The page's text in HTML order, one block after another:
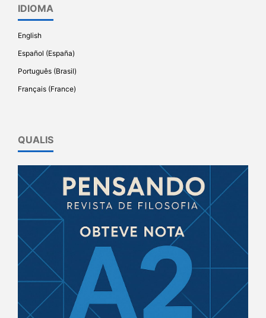
IDIOMA
English
Español (España)
Português (Brasil)
Français (France)
QUALIS